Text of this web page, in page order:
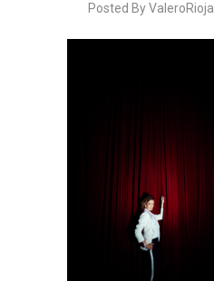
Posted By ValeroRioja